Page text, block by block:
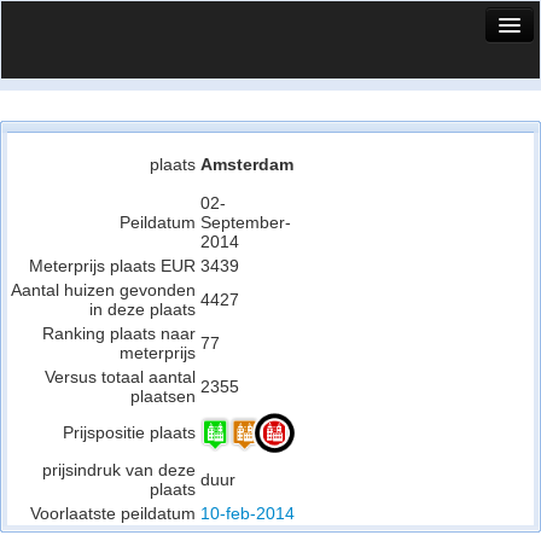
Vergelijk prijsposities - wijk
Privacy beleid
Cookie beleid
plaats Amsterdam
Peildatum
02-
September-
2014
Meterprijs plaats EUR 3439
Aantal huizen gevonden
in deze plaats 4427
Ranking plaats naar
meterprijs 77
Versus totaal aantal
plaatsen 2355
Prijspositie plaats
prijsindruk van deze
plaats duur
Voorlaatste peildatum 10-feb-2014